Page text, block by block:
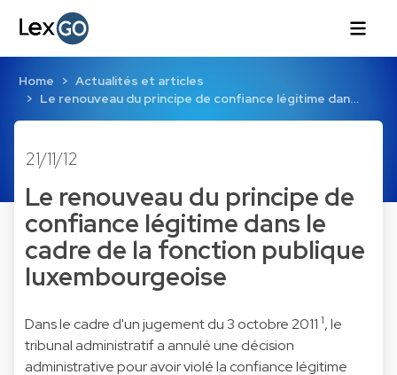
Home
Actualités et articles
Le renouveau du principe de confiance légitime dan…
21/11/12
Le renouveau du principe de
confiance légitime dans le
cadre de la fonction publique
luxembourgeoise
Dans le cadre d'un jugement du 3 octobre 2011 1, le
tribunal administratif a annulé une décision
administrative pour avoir violé la confiance légitime